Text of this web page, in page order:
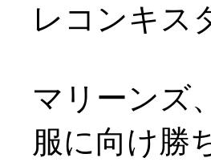
レコンキス
マリーンズ
服に向け勝